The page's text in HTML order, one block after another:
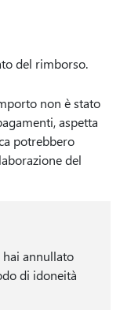
del rimborso.
non è stato
aspetta
potrebbero
del
hai annullato
di idoneità